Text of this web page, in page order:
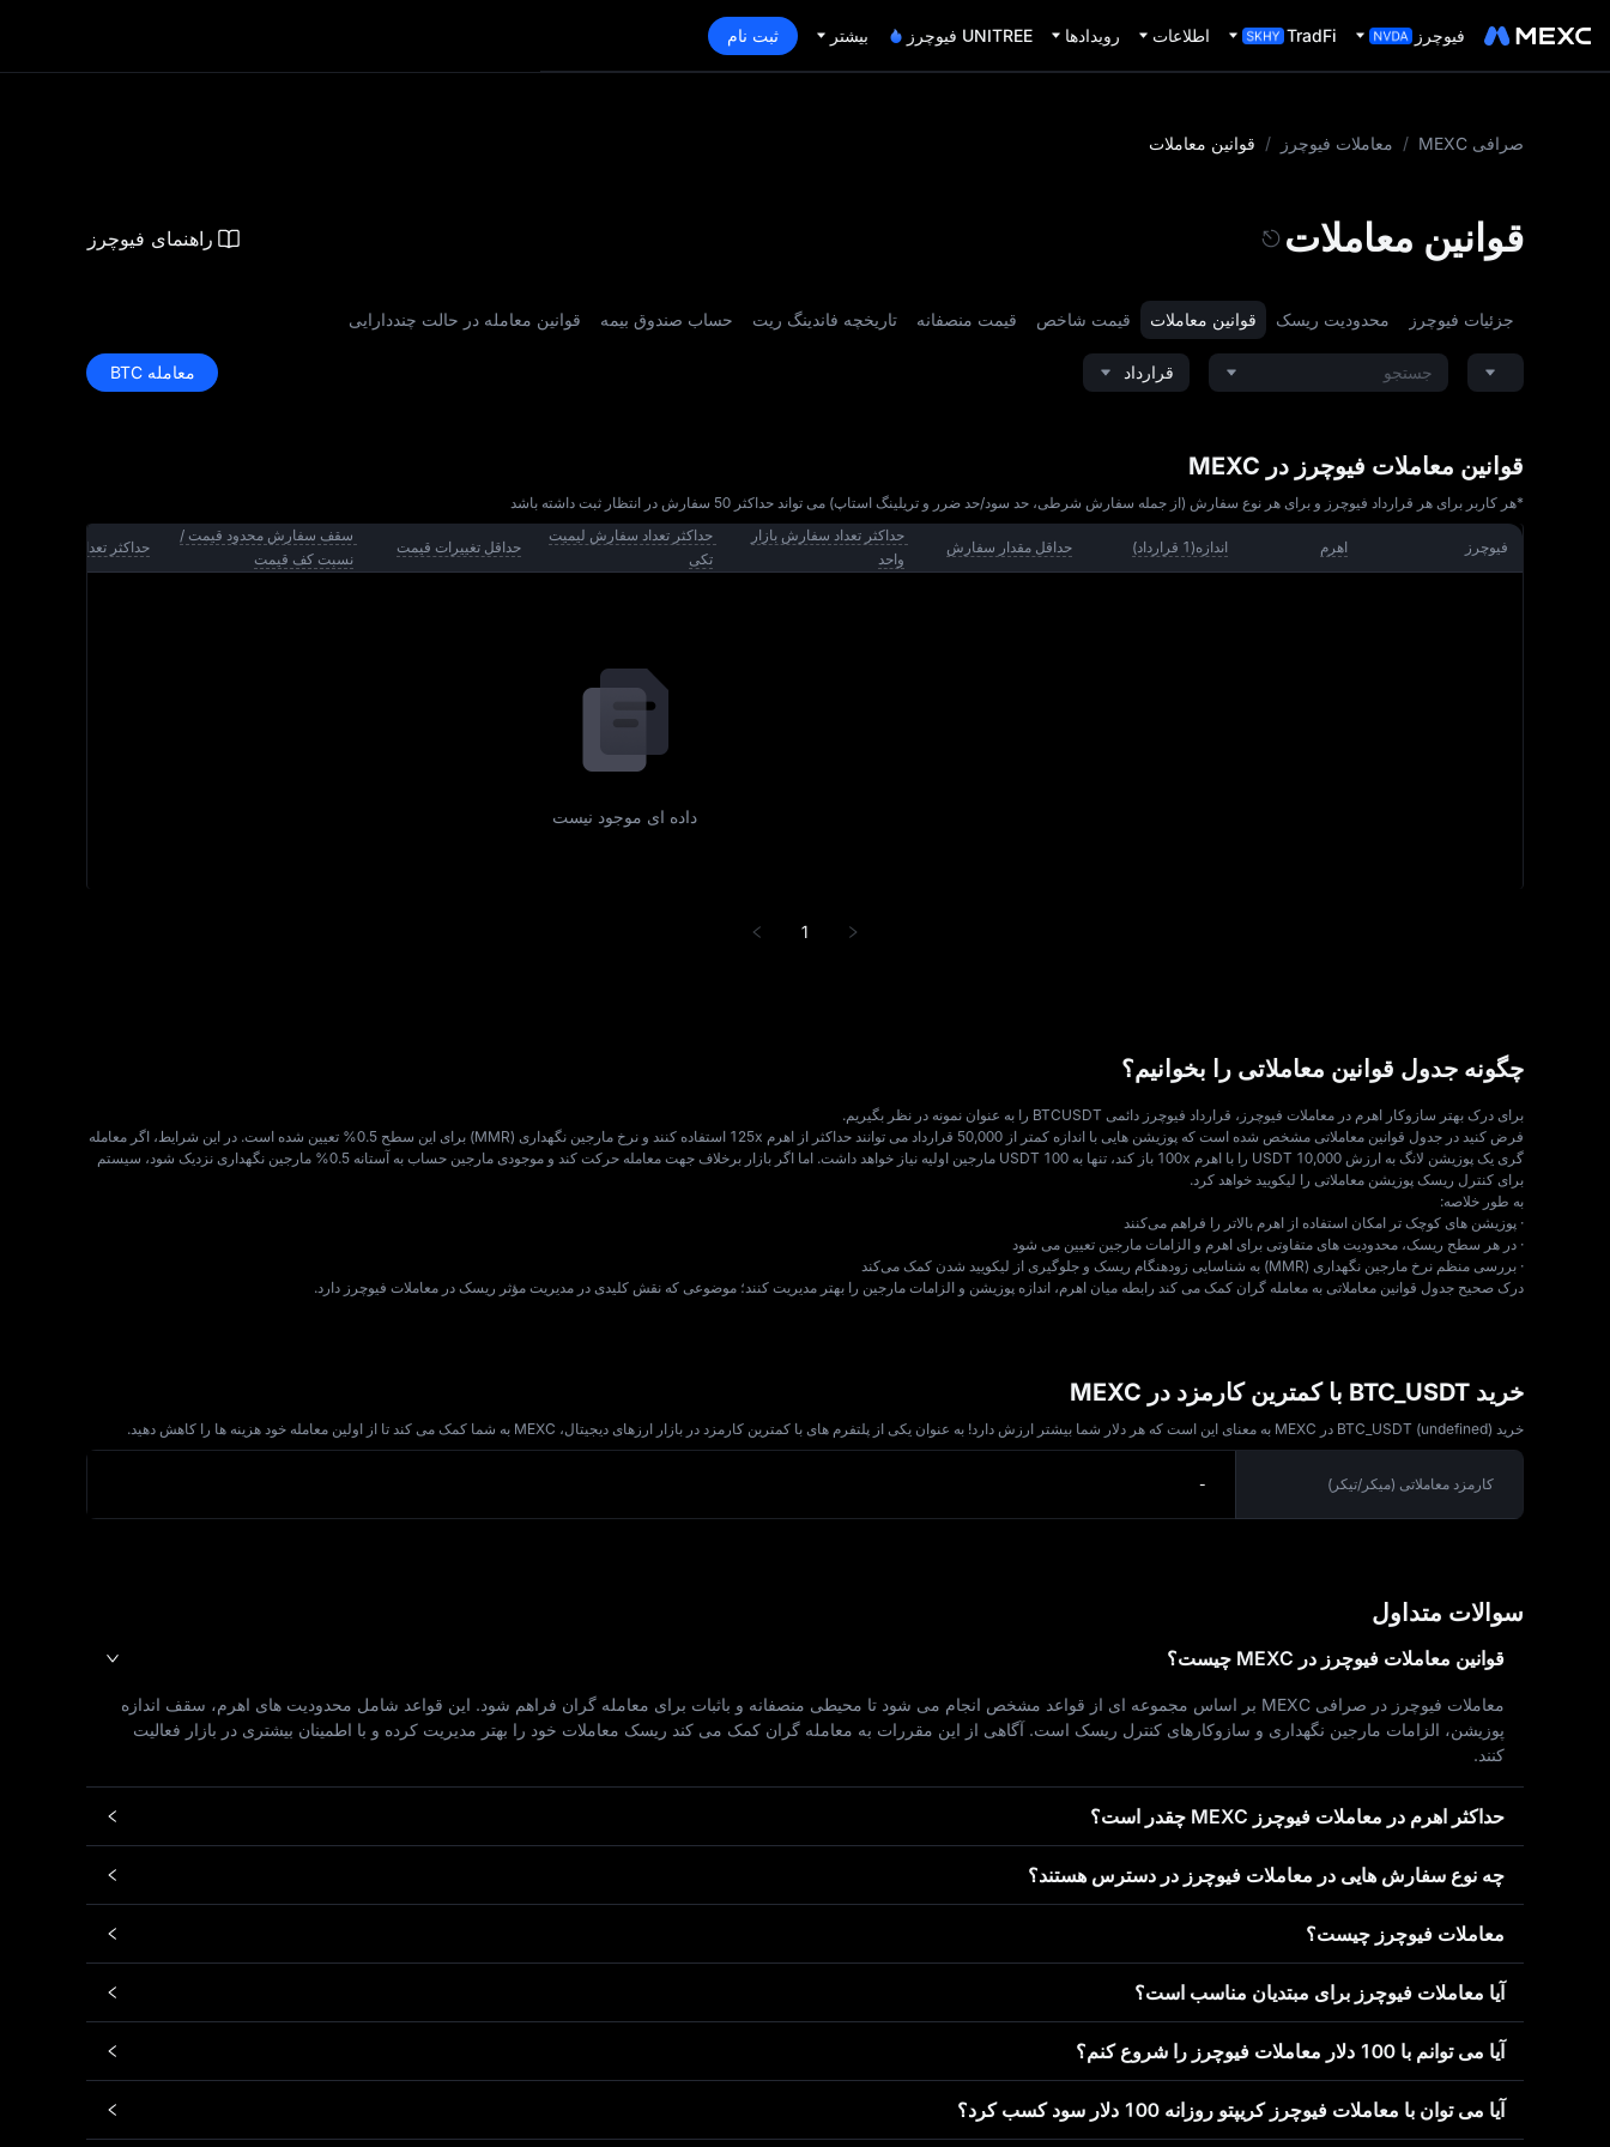
فیوچرز TradFi اطلاعات رویدادها UNITREE فیوچرز بیشتر ثبت نام
صرافی MEXC / معاملات فیوچرز / قوانین معاملات
قوانین معاملات راهنمای فیوچرز
جزئیات فیوچرز محدودیت ریسک قوانین معاملات قیمت شاخص قیمت منصفانه تاریخچه فاندینگ ریت حساب صندوق بیمه قوانین معامله در حالت چنددارایی
جستجو قرارداد معامله BTC
قوانین معاملات فیوچرز در MEXC
*هر کاربر برای هر قرارداد فیوچرز و برای هر نوع سفارش (از جمله سفارش شرطی، حد سود/حد ضرر و تریلینگ استاپ) می‌ تواند حداکثر 50 سفارش در انتظار ثبت داشته باشد
فیوچرز اهرم اندازه(
1 قرارداد) حداقل مقدار سفارش
واحد
تکی
حداقل تغییرات قیمت
نسبت کف قیمت
حداکثر تعداد سفارش باز
داده‌ ای موجود نیست
1
چگونه جدول قوانین معاملاتی را بخوانیم؟
برای درک بهتر سازوکار اهرم در معاملات فیوچرز، قرارداد فیوچرز دائمی BTCUSDT را به‌ عنوان نمونه در نظر بگیریم.
فرض کنید در جدول قوانین معاملاتی مشخص شده است که پوزیشن‌ هایی با اندازه کمتر از 50,000 قرارداد می‌ توانند حداکثر از اهرم 125x استفاده کنند و نرخ مارجین نگهداری (MMR) برای این سطح 0.5% تعیین شده است. در این شرایط، اگر معامله‌
گری یک پوزیشن لانگ به ارزش 10,000 USDT را با اهرم 100x باز کند، تنها به 100 USDT مارجین اولیه نیاز خواهد داشت. اما اگر بازار برخلاف جهت معامله حرکت کند و موجودی مارجین حساب به آستانه 0.5% مارجین نگهداری نزدیک شود، سیستم
برای کنترل ریسک پوزیشن معاملاتی را لیکویید خواهد کرد.
به‌ طور خلاصه:
· پوزیشن‌ های کوچک‌ تر امکان استفاده از اهرم بالاتر را فراهم می‌کنند
· در هر سطح ریسک، محدودیت‌ های متفاوتی برای اهرم و الزامات مارجین تعیین می‌ شود
· بررسی منظم نرخ مارجین نگهداری (MMR) به شناسایی زودهنگام ریسک و جلوگیری از لیکویید شدن کمک می‌کند
درک صحیح جدول قوانین معاملاتی به معامله‌ گران کمک می‌ کند رابطه میان اهرم، اندازه پوزیشن و الزامات مارجین را بهتر مدیریت کنند؛ موضوعی که نقش کلیدی در مدیریت مؤثر ریسک در معاملات فیوچرز دارد.
خرید BTC_USDT با کمترین کارمزد در MEXC
خرید BTC_USDT (undefined) در MEXC به معنای این است که هر دلار شما بیشتر ارزش دارد! به عنوان یکی از پلتفرم‌ های با کمترین کارمزد در بازار ارزهای دیجیتال، MEXC به شما کمک می‌ کند تا از اولین معامله خود هزینه‌ ها را کاهش دهید.
کارمزد معاملاتی (میکر/تیکر) -
سوالات متداول
قوانین معاملات فیوچرز در MEXC چیست؟
معاملات فیوچرز در صرافی MEXC بر اساس مجموعه‌ ای از قواعد مشخص انجام می‌ شود تا محیطی منصفانه و باثبات برای معامله‌ گران فراهم شود. این قواعد شامل محدودیت‌ های اهرم، سقف اندازه
پوزیشن، الزامات مارجین نگهداری و سازوکارهای کنترل ریسک است. آگاهی از این مقررات به معامله‌ گران کمک می‌ کند ریسک معاملات خود را بهتر مدیریت کرده و با اطمینان بیشتری در بازار فعالیت
کنند.
حداکثر اهرم در معاملات فیوچرز MEXC چقدر است؟
چه نوع سفارش‌ هایی در معاملات فیوچرز در دسترس هستند؟
معاملات فیوچرز چیست؟
آیا معاملات فیوچرز برای مبتدیان مناسب است؟
آیا می‌ توانم با 100 دلار معاملات فیوچرز را شروع کنم؟
آیا می‌ توان با معاملات فیوچرز کریپتو روزانه 100 دلار سود کسب کرد؟